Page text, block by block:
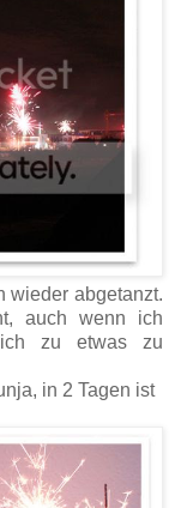
wieder abgetanzt.
auch wenn ich
zu etwas zu
in 2 Tagen ist